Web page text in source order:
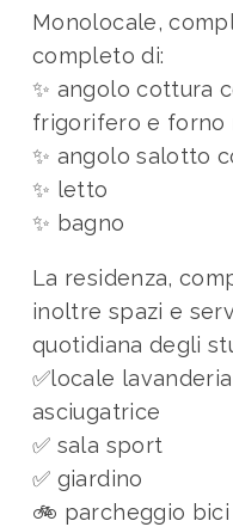
Monolocale,
completo di:
✨ angolo cottura
frigorifero e forno
✨ angolo salotto
✨ letto
✨ bagno
La residenza,
inoltre spazi e
quotidiana degli
✅locale
asciugatrice
✅ sala sport
✅ giardino
🚲 parcheggio bici